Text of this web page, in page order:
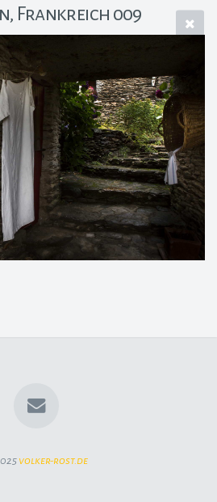
Frankreich 009
volker-rost.de